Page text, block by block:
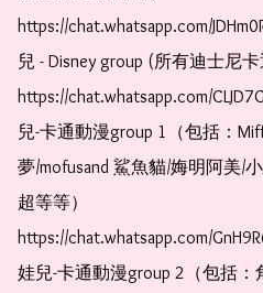
https://chat.whatsapp.com/
兒 - Disney group (所有迪士尼卡
https://chat.whatsapp.com/
兒-卡通動漫group 1（包括：
夢/mofusand 鯊魚貓/娒明阿美/
超等等）
https://chat.whatsapp.com/
娃兒-卡通動漫group 2（包括：